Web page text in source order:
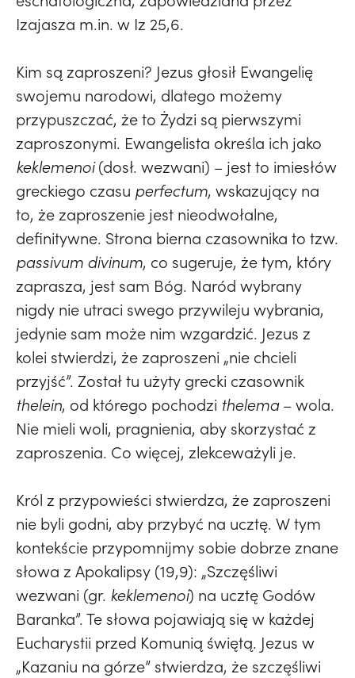
Izajasza m.in. w Iz 25,6.
Kim są zaproszeni? Jezus głosił Ewangelię
swojemu narodowi, dlatego możemy
przypuszczać, że to Żydzi są pierwszymi
zaproszonymi. Ewangelista określa ich jako
keklemenoi(dosł. wezwani) – jest to imiesłów
greckiego czasu perfectum, wskazujący na
to, że zaproszenie jest nieodwołalne,
definitywne. Strona bierna czasownika to tzw.
passivum divinum, co sugeruje, że tym, który
zaprasza, jest sam Bóg. Naród wybrany
nigdy nie utraci swego przywileju wybrania,
jedynie sam może nim wzgardzić. Jezus z
kolei stwierdzi, że zaproszeni „nie chcieli
przyjść”. Został tu użyty grecki czasownik
thelein, od którego pochodzi thelema– wola.
Nie mieli woli, pragnienia, aby skorzystać z
zaproszenia. Co więcej, zlekceważyli je.
Król z przypowieści stwierdza, że zaproszeni
nie byli godni, aby przybyć na ucztę. W tym
kontekście przypomnijmy sobie dobrze znane
słowa z Apokalipsy (19,9): „Szczęśliwi
wezwani (gr. keklemenoi) na ucztę Godów
Baranka”. Te słowa pojawiają się w każdej
Eucharystii przed Komunią świętą. Jezus w
„Kazaniu na górze” stwierdza, że szczęśliwi